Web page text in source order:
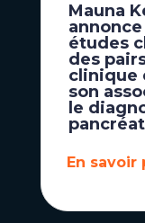
Mauna
études
des
clinique
son
le
En savoir